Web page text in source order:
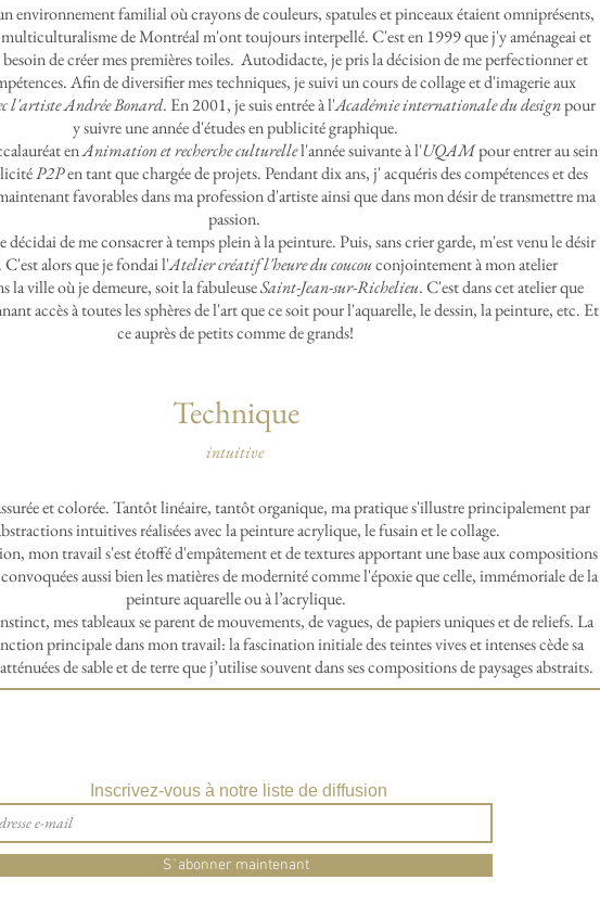
environnement familial où crayons de couleurs, spatules et pinceaux étaient omniprésents,
de Montréal m'ont toujours interpellé. C'est en 1999 que j'y aménageai et
de créer mes premières toiles. Autodidacte, je pris la décision de me perfectionner et
Afin de diversifier mes techniques, je suivi un cours de collage et d'imagerie aux
l'artiste Andrée Bonard. En 2001, je suis entrée à l'Académie internationale du designpour
y suivre une année d'études en publicité graphique.
enAnimation et recherche culturellel'année suivante à l'UQAMpour entrer au sein
P2Pen tant que chargée de projets. Pendant dix ans, j' acquéris des compétences et des
favorables dans ma profession d'artiste ainsi que dans mon désir de transmettre ma
passion.
décidai de me consacrer à temps plein à la peinture. Puis, sans crier garde, m'est venu le désir
C'est alors que je fondai l'Atelier créatif l'heure du coucouconjointement à mon atelier
la ville où je demeure, soit la fabuleuseSaint-Jean-sur-Richelieu. C'est dans cet atelier que
accès à toutes les sphères de l'art que ce soit pour l'aquarelle, le dessin, la peinture, etc. Et
ce auprès de petits comme de grands!
Technique
intuitive
et colorée. Tantôt linéaire, tantôt organique, ma pratique s'illustre principalement par
intuitives réalisées avec la peinture acrylique, le fusain et le collage.
mon travail s'est étoffé d'empâtement et de textures apportant une base aux compositions
aussi bien les matières de modernité comme l'époxie que celle, immémoriale de la
peinture aquarelle ou à l’acrylique.
mes tableaux se parent de mouvements, de vagues, de papiers uniques et de reliefs. La
principale dans mon travail: la fascination initiale des teintes vives et intenses cède sa
de sable et de terre que j’utilise souvent dans ses compositions de paysages abstraits.
Inscrivez-vous à notre liste de diffusion
S`abonner maintenant